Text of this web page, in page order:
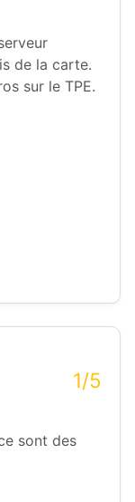
de la carte.
sur le TPE.
1/5
sont des